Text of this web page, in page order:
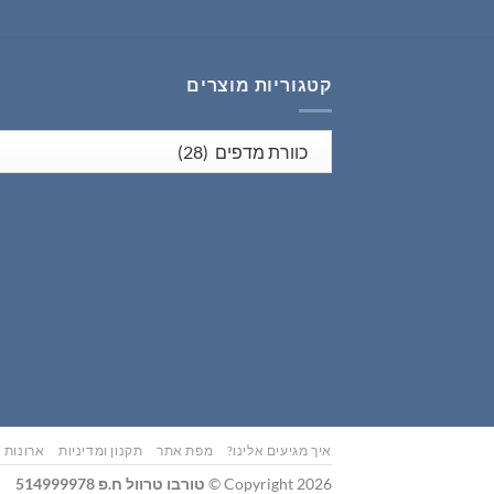
קטגוריות מוצרים
איך מגיעים אלינו? מפת אתר תקנון ומדיניות ארונות
Copyright 2026 © טורבו טרוול ח.פ 514999978